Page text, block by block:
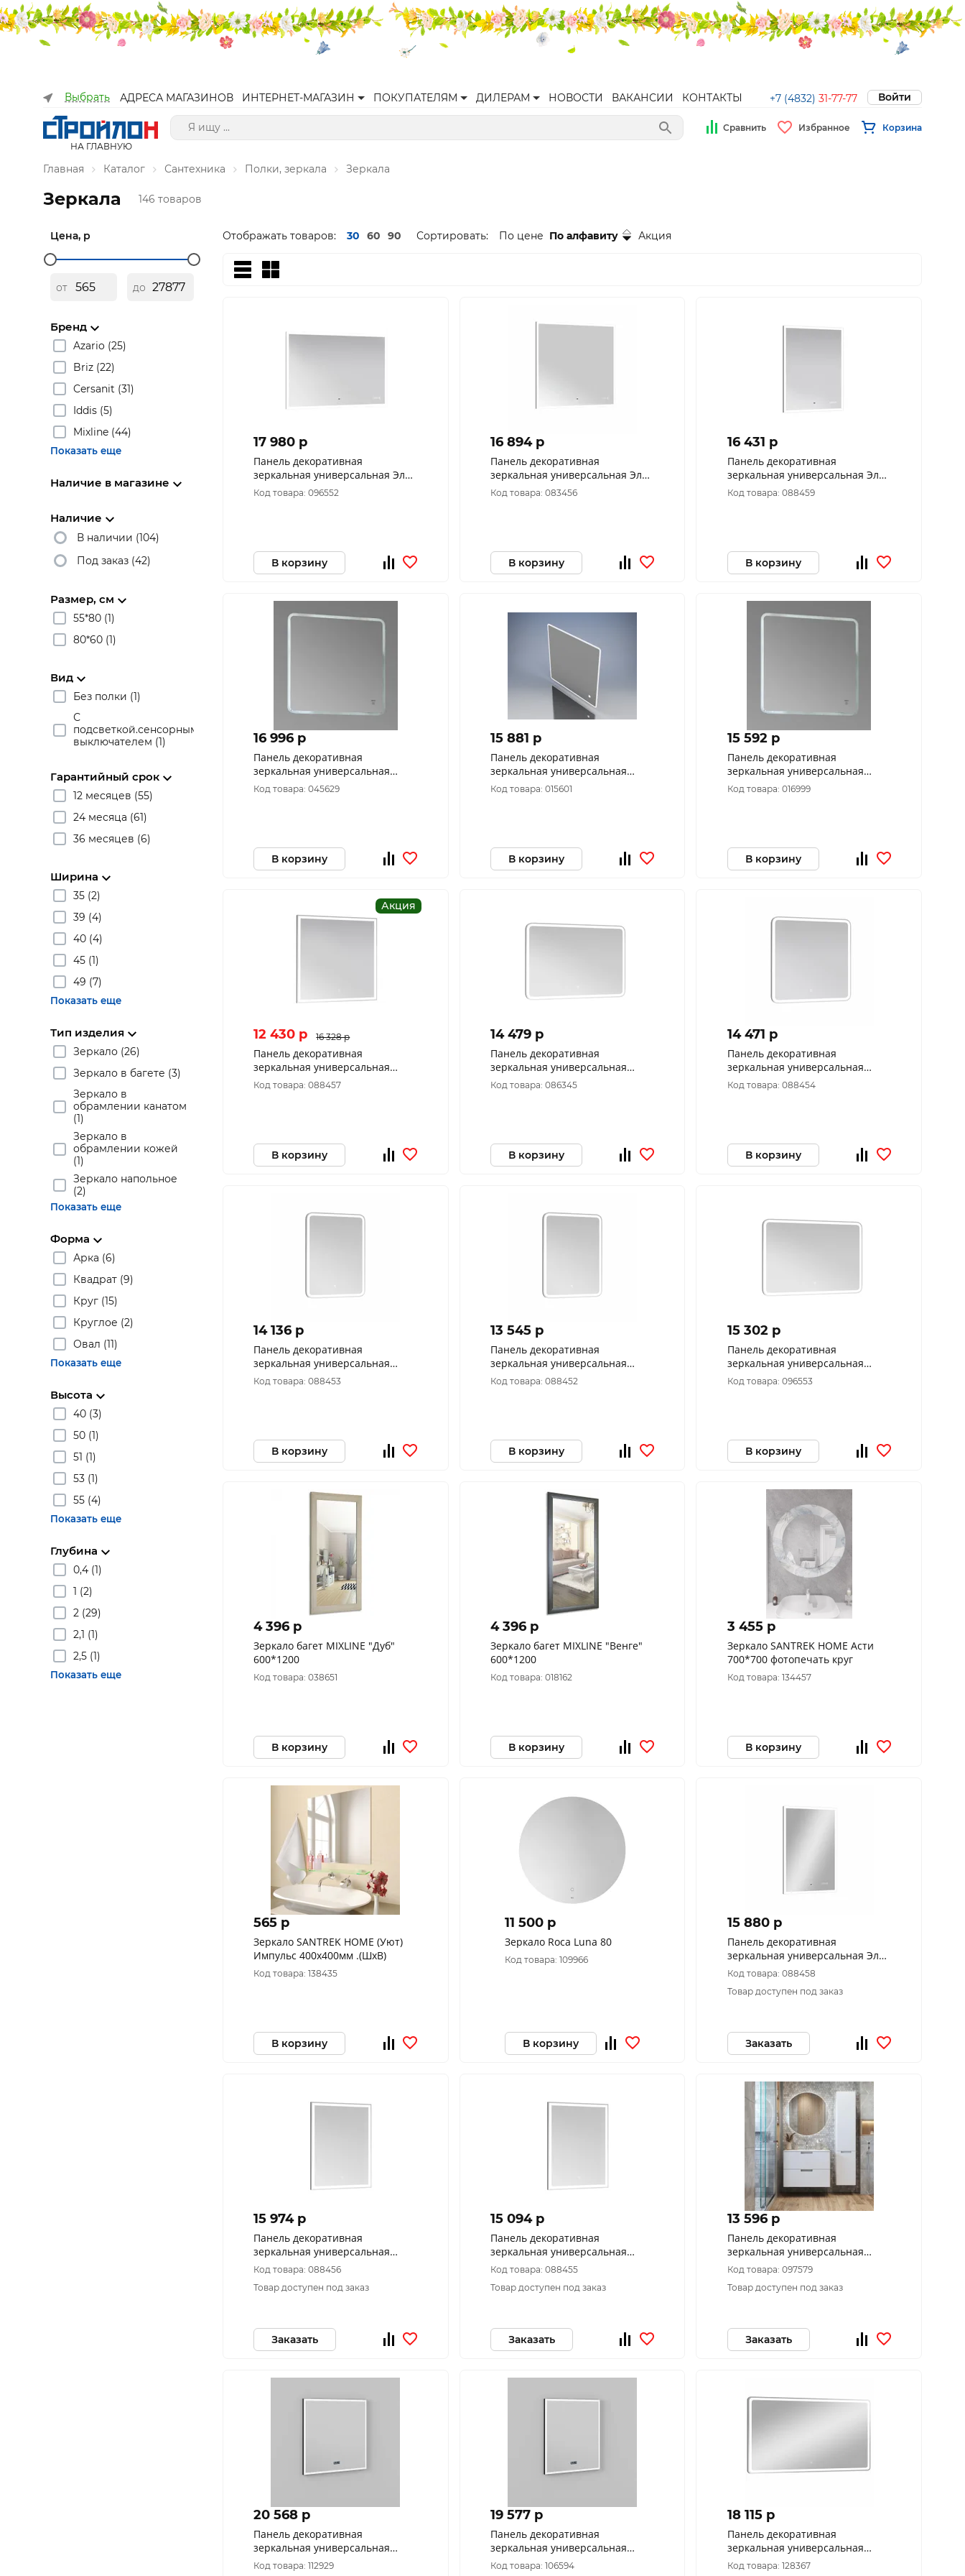
Выбрать АДРЕСА МАГАЗИНОВ ИНТЕРНЕТ-МАГАЗИН ПОКУПАТЕЛЯМ ДИЛЕРАМ НОВОСТИ ВАКАНСИИ КОНТАКТЫ +7 (4832) 31-77-77 Войти
НА ГЛАВНУЮ
Сравнить Избранное Корзина
Главная Каталог Сантехника Полки, зеркала Зеркала
Зеркала 146 товаров
Цена, р
от до
Бренд
Azario (25)
Briz (22)
Cersanit (31)
Iddis (5)
Mixline (44)
Показать еще
Наличие в магазине
Наличие
В наличии (104)
Под заказ (42)
Размер, см
55*80 (1)
80*60 (1)
Вид
Без полки (1)
С
подсветкой.сенсорным
выключателем (1)
Гарантийный срок
12 месяцев (55)
24 месяца (61)
36 месяцев (6)
Ширина
35 (2)
39 (4)
40 (4)
45 (1)
49 (7)
Показать еще
Тип изделия
Зеркало (26)
Зеркало в багете (3)
Зеркало в
обрамлении канатом
(1)
Зеркало в
обрамлении кожей
(1)
Зеркало напольное
(2)
Показать еще
Форма
Арка (6)
Квадрат (9)
Круг (15)
Круглое (2)
Овал (11)
Показать еще
Высота
40 (3)
50 (1)
51 (1)
53 (1)
55 (4)
Показать еще
Глубина
0,4 (1)
1 (2)
2 (29)
2,1 (1)
2,5 (1)
Показать еще
Отображать товаров: 30 60 90 Сортировать: По цене По алфавиту Акция
17 980 p
Панель декоративная
зеркальная универсальная Элен
классик пдз42-100
Код товара: 096552
В корзину
16 894 p
Панель декоративная
зеркальная универсальная Элен
классик пдз42-80
Код товара: 083456
В корзину
16 431 p
Панель декоративная
зеркальная универсальная Элен
классик пдз42-70
Код товара: 088459
В корзину
16 996 p
Панель декоративная
зеркальная универсальная
Софи Премиум пдз43-80
Код товара: 045629
В корзину
15 881 p
Панель декоративная
зеркальная универсальная
Софи Премиум пдз43-60
Код товара: 015601
В корзину
15 592 p
Панель декоративная
зеркальная универсальная
Софи пдз43-70
Код товара: 016999
В корзину
Акция
12 430 p 16 328 p
Панель декоративная
зеркальная универсальная
Риччи пдз44-80 Распродажа
Код товара: 088457
В корзину
14 479 p
Панель декоративная
зеркальная универсальная
Альби пдз45-90
Код товара: 086345
В корзину
14 471 p
Панель декоративная
зеркальная универсальная
Альби пдз45-80
Код товара: 088454
В корзину
14 136 p
Панель декоративная
зеркальная универсальная
Альби пдз45-70
Код товара: 088453
В корзину
13 545 p
Панель декоративная
зеркальная универсальная
Альби пдз45-60
Код товара: 088452
В корзину
15 302 p
Панель декоративная
зеркальная универсальная
Альби пдз45-100
Код товара: 096553
В корзину
4 396 p
Зеркало багет MIXLINE "Дуб"
600*1200
Код товара: 038651
В корзину
4 396 p
Зеркало багет MIXLINE "Венге"
600*1200
Код товара: 018162
В корзину
3 455 p
Зеркало SANTREK HOME Асти
700*700 фотопечать круг
Код товара: 134457
В корзину
565 p
Зеркало SANTREK HOME (Уют)
Импульс 400х400мм .(ШхВ)
Код товара: 138435
В корзину
11 500 p
Зеркало Roca Luna 80
Код товара: 109966
В корзину
15 880 p
Панель декоративная
зеркальная универсальная Элен
классик пдз42-60
Код товара: 088458
Товар доступен под заказ
Заказать
15 974 p
Панель декоративная
зеркальная универсальная
Риччи пдз44-70
Код товара: 088456
Товар доступен под заказ
Заказать
15 094 p
Панель декоративная
зеркальная универсальная
Риччи пдз44-60
Код товара: 088455
Товар доступен под заказ
Заказать
13 596 p
Панель декоративная
зеркальная универсальная
Прато пдз 46-80
Код товара: 097579
Товар доступен под заказ
Заказать
20 568 p
Панель декоративная
зеркальная универсальная
Берн пдз47-80
Код товара: 112929
19 577 p
Панель декоративная
зеркальная универсальная
Берн пдз47-70
Код товара: 106594
18 115 p
Панель декоративная
зеркальная универсальная
Альби пдз45-120
Код товара: 128367